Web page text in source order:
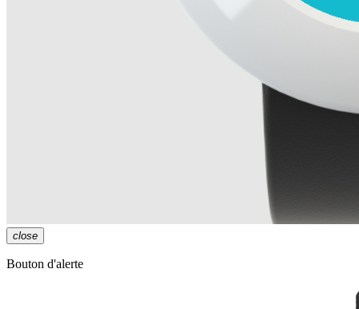
close
Bouton d'alerte